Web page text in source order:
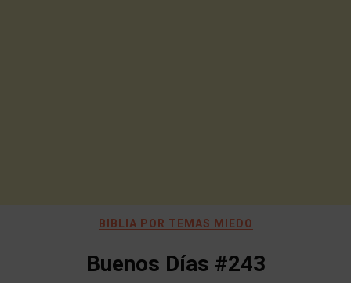
BIBLIA POR TEMAS MIEDO
Buenos Días #243